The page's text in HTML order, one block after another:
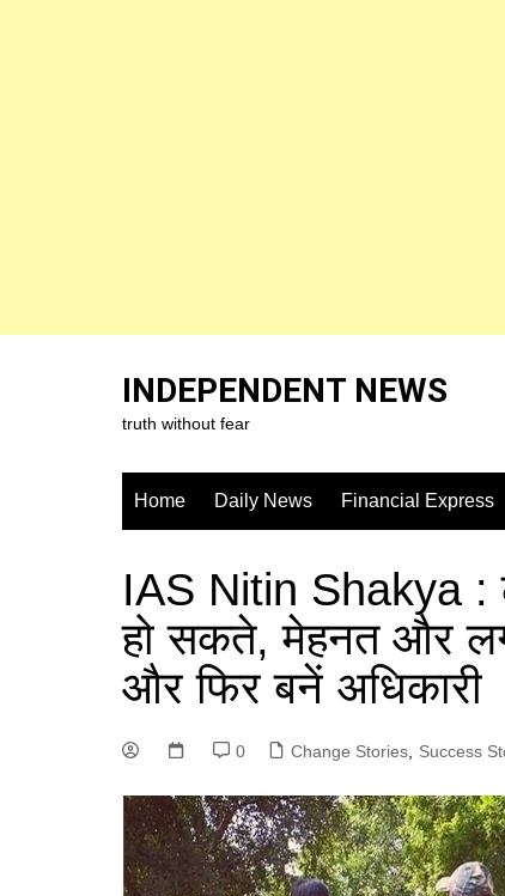
INDEPENDENT NEWS
truth without fear
Home Daily News Financial Express
IAS Nitin Shakya :
हो सकते, मेहनत और
और फिर बनें अधिकारी
0 Change Stories Success